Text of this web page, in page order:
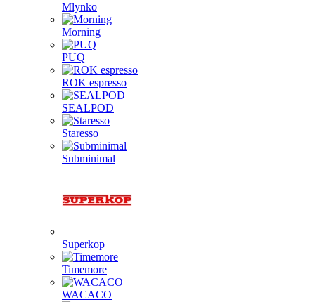
Mlynko
Morning
PUQ
ROK espresso
SEALPOD
Staresso
Subminimal
Superkop
Timemore
WACACO